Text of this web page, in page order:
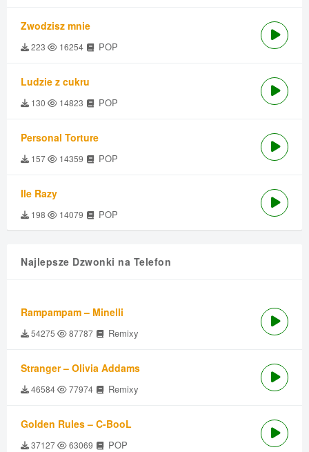
Zwodzisz mnie
223 16254 POP
Ludzie z cukru
130 14823 POP
Personal Torture
157 14359 POP
Ile Razy
198 14079 POP
Najlepsze Dzwonki na Telefon
Rampampam – Minelli
54275 87787 Remixy
Stranger – Olivia Addams
46584 77974 Remixy
Golden Rules – C-BooL
37127 63069 POP